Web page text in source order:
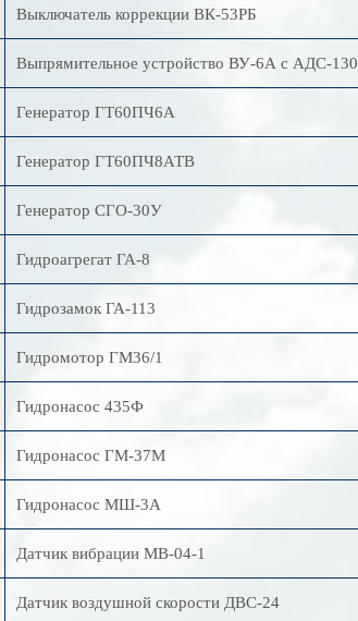
Выключатель коррекции ВК-53РБ
Выпрямительное устройство ВУ-6А с АДС-130
Генератор ГТ60ПЧ6А
Генератор ГТ60ПЧ8АТВ
Генератор СГО-30У
Гидроагрегат ГА-8
Гидрозамок ГА-113
Гидромотор ГМ36/1
Гидронасос 435Ф
Гидронасос ГМ-37М
Гидронасос МШ-3А
Датчик вибрации МВ-04-1
Датчик воздушной скорости ДВС-24